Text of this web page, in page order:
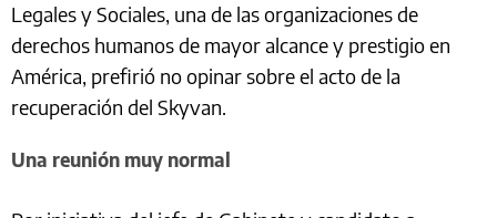
Legales y Sociales, una de las organizaciones de
derechos humanos de mayor alcance y prestigio en
América, prefirió no opinar sobre el acto de la
recuperación del Skyvan.
Una reunión muy normal